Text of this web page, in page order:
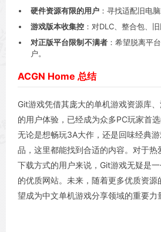
硬件资源有限的用户 ：寻找适配旧电
游戏版本收集控 ：对DLC、整合包、
对正版平台限制不满者：希望脱离平
户。
ACGN Home 总结
Git游戏凭借其庞大的单机游戏资源库
的用户体验，已经成为众多PC玩家首选
无论是想畅玩3A大作，还是回味经典
品，这里都能找到合适的内容。对于热
下载方式的用户来说，Git游戏无疑是
的优质网站。未来，随着更多优质资
望成为中文单机游戏分享领域的重要力